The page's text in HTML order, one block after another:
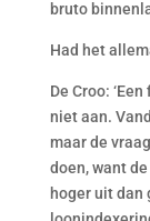
bruto
Had het
De Croo:
niet aan.
maar de
doen, want
hoger uit dan